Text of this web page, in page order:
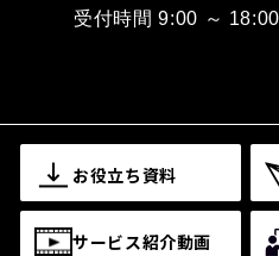
受付時間 9:00 ～
お役立ち資料
サービス紹介動画